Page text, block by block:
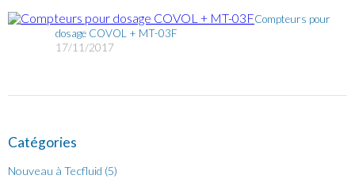
Compteurs pour
dosage COVOL + MT-03F
17/11/2017
Catégories
Nouveau à Tecfluid (5)